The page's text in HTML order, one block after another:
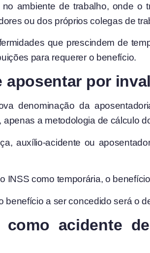
ambiente de trabalho, onde o
ou dos próprios colegas de
que prescindem de
para requerer o benefício.
aposentar por
denominação da
a metodologia de cálculo
auxílio-acidente ou
como temporária, o
a ser concedido será o
como acidente